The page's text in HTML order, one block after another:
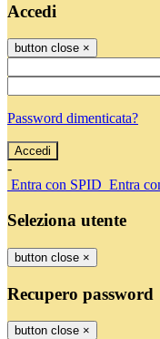
Accedi
button close ×
Password dimenticata?
-
Entra con SPID Entra
Seleziona utente
button close ×
Recupero password
button close ×